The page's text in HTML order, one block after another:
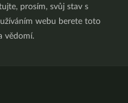
prosím, svůj stav s
webu berete toto
vědomí.